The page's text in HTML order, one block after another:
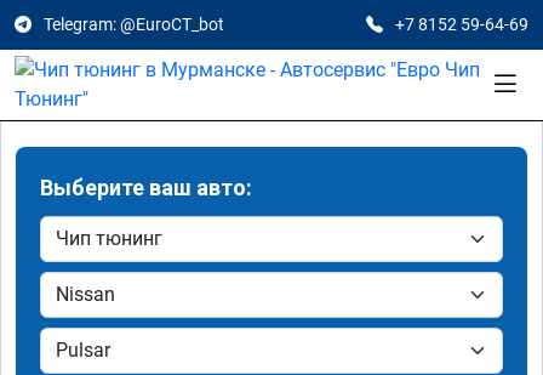
Telegram: @EuroCT_bot +7 8152 59-64-69
Выберите ваш авто: